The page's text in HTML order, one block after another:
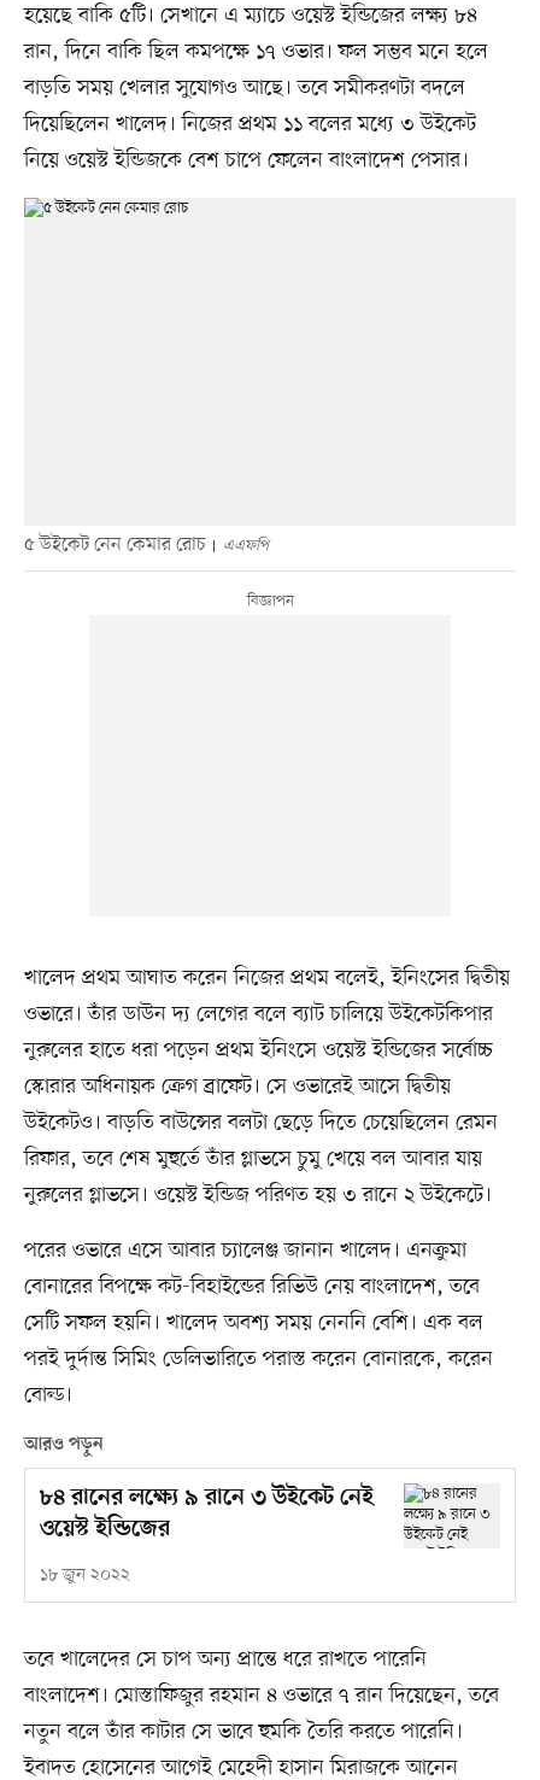
হয়েছে বাকি ৫টি। সেখানে এ ম্যাচে ওয়েস্ট ইন্ডিজের লক্ষ্য ৮৪
রান, দিনে বাকি ছিল কমপক্ষে ১৭ ওভার। ফল সম্ভব মনে হলে
বাড়তি সময় খেলার সুযোগও আছে। তবে সমীকরণটা বদলে
দিয়েছিলেন খালেদ। নিজের প্রথম ১১ বলের মধ্যে ৩ উইকেট
নিয়ে ওয়েস্ট ইন্ডিজকে বেশ চাপে ফেলেন বাংলাদেশ পেসার।
৫ উইকেট নেন কেমার রোচ এএফপি
খালেদ প্রথম আঘাত করেন নিজের প্রথম বলেই, ইনিংসের দ্বিতীয়
ওভারে। তাঁর ডাউন দ্য লেগের বলে ব্যাট চালিয়ে উইকেটকিপার
নুরুলের হাতে ধরা পড়েন প্রথম ইনিংসে ওয়েস্ট ইন্ডিজের সর্বোচ্চ
স্কোরার অধিনায়ক ক্রেগ ব্রাফেট। সে ওভারেই আসে দ্বিতীয়
উইকেটও। বাড়তি বাউন্সের বলটা ছেড়ে দিতে চেয়েছিলেন রেমন
রিফার, তবে শেষ মুহুর্তে তাঁর গ্লাভসে চুমু খেয়ে বল আবার যায়
নুরুলের গ্লাভসে। ওয়েস্ট ইন্ডিজ পরিণত হয় ৩ রানে ২ উইকেটে।
পরের ওভারে এসে আবার চ্যালেঞ্জ জানান খালেদ। এনক্রুমা
বোনারের বিপক্ষে কট-বিহাইন্ডের রিভিউ নেয় বাংলাদেশ, তবে
সেটি সফল হয়নি। খালেদ অবশ্য সময় নেননি বেশি। এক বল
পরই দুর্দান্ত সিমিং ডেলিভারিতে পরাস্ত করেন বোনারকে, করেন
বোল্ড।
আরও পড়ুন
৮৪ রানের লক্ষ্যে ৯ রানে ৩ উইকেট নেই
ওয়েস্ট ইন্ডিজের
১৮ জুন ২০২২
তবে খালেদের সে চাপ অন্য প্রান্তে ধরে রাখতে পারেনি
বাংলাদেশ। মোস্তাফিজুর রহমান ৪ ওভারে ৭ রান দিয়েছেন, তবে
নতুন বলে তাঁর কাটার সে ভাবে হুমকি তৈরি করতে পারেনি।
ইবাদত হোসেনের আগেই মেহেদী হাসান মিরাজকে আনেন